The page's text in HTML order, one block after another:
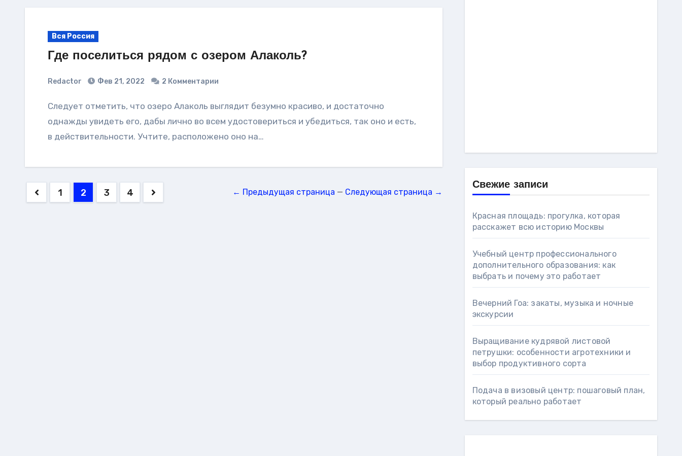
Вся Россия
Где поселиться рядом с озером Алаколь?
Redactor Фев 21, 2022 2 Комментарии
Следует отметить, что озеро Алаколь выглядит безумно красиво, и достаточно
однажды увидеть его, дабы лично во всем удостовериться и убедиться, так оно и есть,
в действительности. Учтите, расположено оно на…
Пагинация
1 2 3 4 ← Предыдущая страница — Следующая страница →
Свежие записи
Красная площадь: прогулка, которая
расскажет всю историю Москвы
Учебный центр профессионального
дополнительного образования: как
выбрать и почему это работает
Вечерний Гоа: закаты, музыка и ночные
экскурсии
Выращивание кудрявой листовой
петрушки: особенности агротехники и
выбор продуктивного сорта
Подача в визовый центр: пошаговый план,
который реально работает